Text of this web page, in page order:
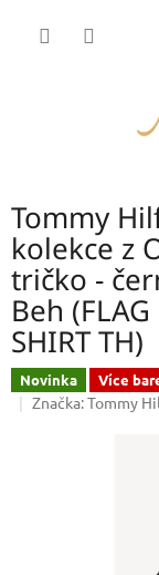
Tommy
kolekce z
tričko -
Beh (FLAG
SHIRT TH)
Novinka Více
Značka:Tommy